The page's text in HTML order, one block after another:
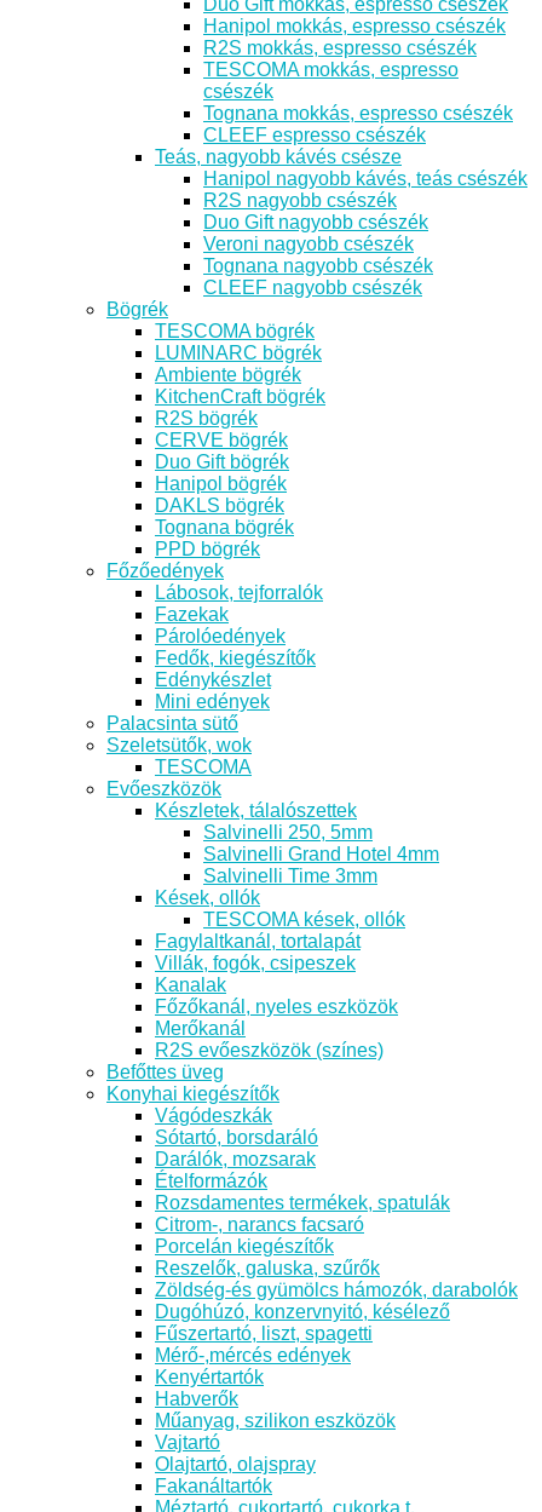
Hanipol mokkás, espresso csészék
R2S mokkás, espresso csészék
TESCOMA mokkás, espresso
csészék
Tognana mokkás, espresso csészék
CLEEF espresso csészék
Teás, nagyobb kávés csésze
Hanipol nagyobb kávés, teás csészék
R2S nagyobb csészék
Duo Gift nagyobb csészék
Veroni nagyobb csészék
Tognana nagyobb csészék
CLEEF nagyobb csészék
Bögrék
TESCOMA bögrék
LUMINARC bögrék
Ambiente bögrék
KitchenCraft bögrék
R2S bögrék
CERVE bögrék
Duo Gift bögrék
Hanipol bögrék
DAKLS bögrék
Tognana bögrék
PPD bögrék
Főzőedények
Lábosok, tejforralók
Fazekak
Párolóedények
Fedők, kiegészítők
Edénykészlet
Mini edények
Palacsinta sütő
Szeletsütők, wok
TESCOMA
Evőeszközök
Készletek, tálalószettek
Salvinelli 250, 5mm
Salvinelli Grand Hotel 4mm
Salvinelli Time 3mm
Kések, ollók
TESCOMA kések, ollók
Fagylaltkanál, tortalapát
Villák, fogók, csipeszek
Kanalak
Főzőkanál, nyeles eszközök
Merőkanál
R2S evőeszközök (színes)
Befőttes üveg
Konyhai kiegészítők
Vágódeszkák
Sótartó, borsdaráló
Darálók, mozsarak
Ételformázók
Rozsdamentes termékek, spatulák
Citrom-, narancs facsaró
Porcelán kiegészítők
Reszelők, galuska, szűrők
Zöldség-és gyümölcs hámozók, darabolók
Dugóhúzó, konzervnyitó, késélező
Fűszertartó, liszt, spagetti
Mérő-,mércés edények
Kenyértartók
Habverők
Műanyag, szilikon eszközök
Vajtartó
Olajtartó, olajspray
Fakanáltartók
Méztartó, cukortartó, cukorka t.